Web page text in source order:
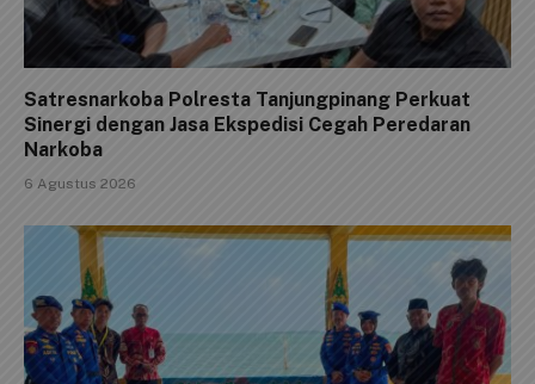
Satresnarkoba Polresta Tanjungpinang Perkuat
Sinergi dengan Jasa Ekspedisi Cegah Peredaran
Narkoba
6 Agustus 2026